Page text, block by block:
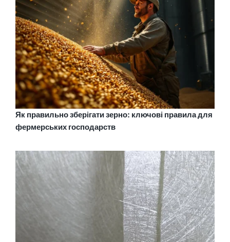
Як правильно зберігати зерно: ключові правила для
фермерських господарств